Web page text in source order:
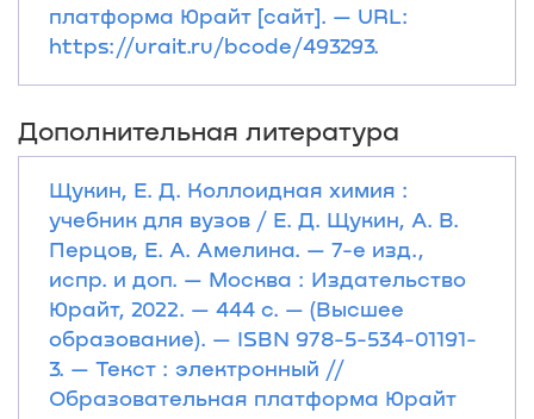
платформа Юрайт [сайт]. — URL:
https://urait.ru/bcode/493293.
Дополнительная литература
Щукин, Е. Д. Коллоидная химия :
учебник для вузов / Е. Д. Щукин, А. В.
Перцов, Е. А. Амелина. — 7-е изд.,
испр. и доп. — Москва : Издательство
Юрайт, 2022. — 444 с. — (Высшее
образование). — ISBN 978-5-534-01191-
3. — Текст : электронный //
Образовательная платформа Юрайт